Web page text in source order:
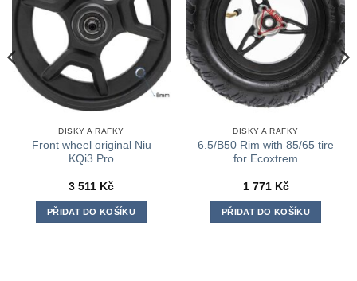
DISKY A RÁFKY
Front wheel original Niu
KQi3 Pro
3 511 Kč
PŘIDAT DO KOŠÍKU
DISKY A RÁFKY
6.5/B50 Rim with 85/65 tire
for Ecoxtrem
1 771 Kč
PŘIDAT DO KOŠÍKU